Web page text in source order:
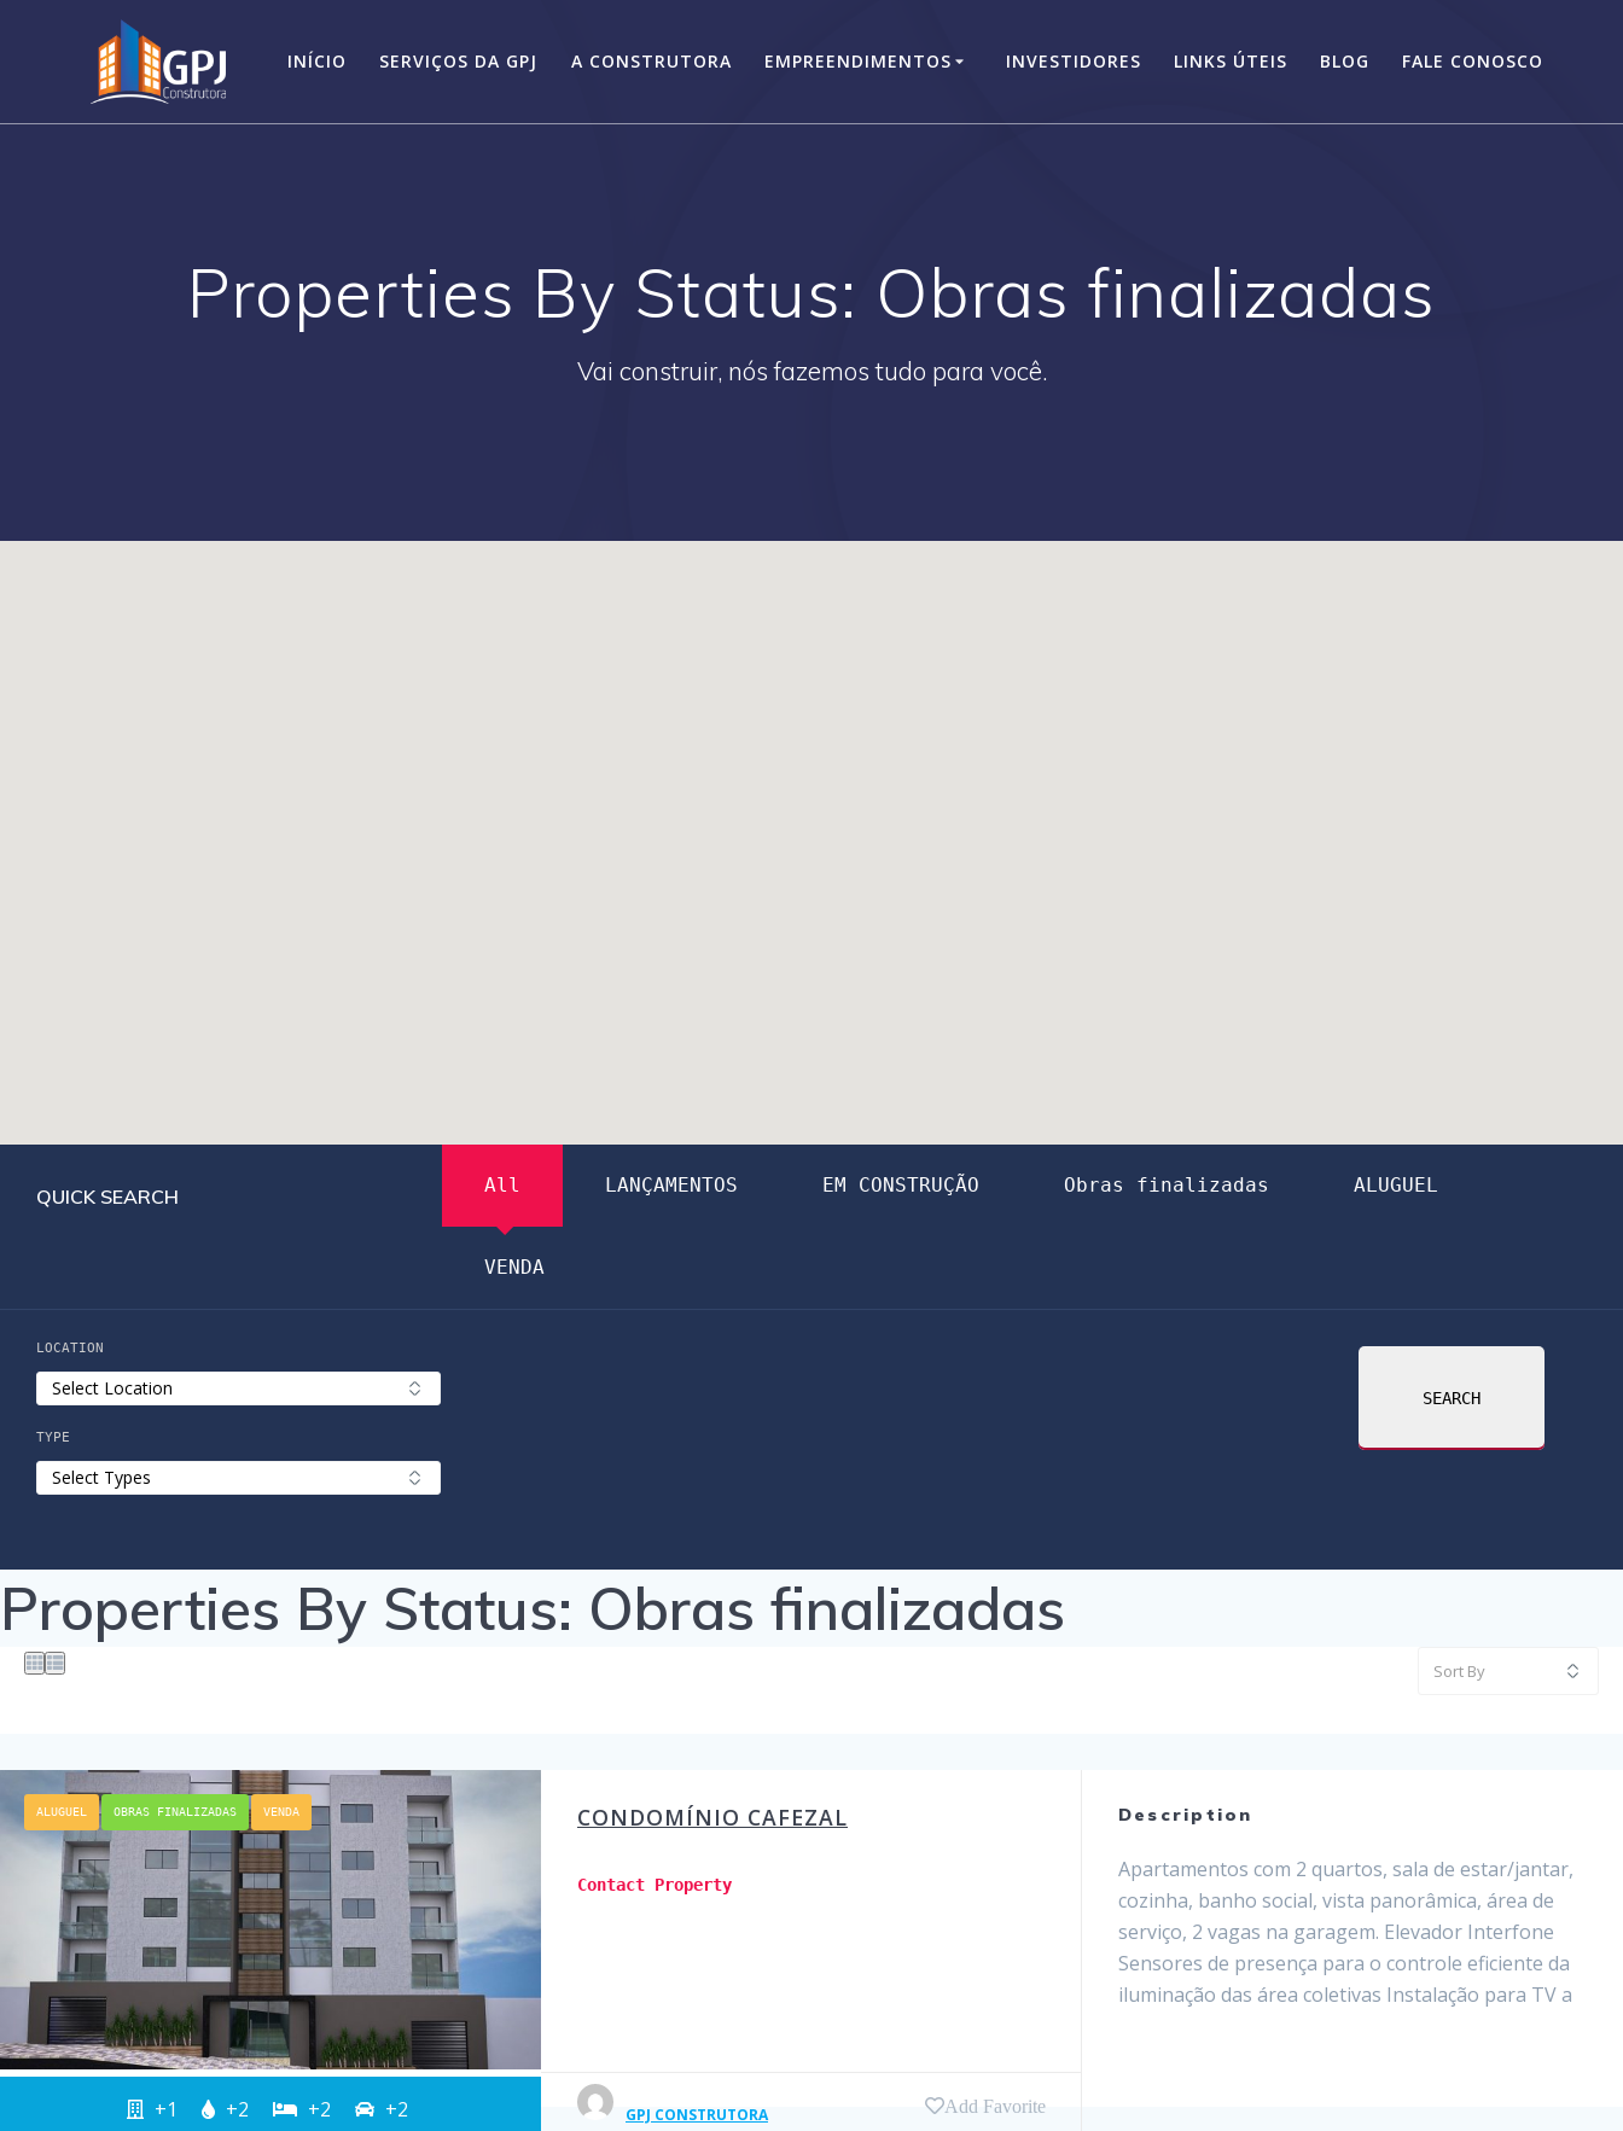
INÍCIO SERVIÇOS DA GPJ A CONSTRUTORA EMPREENDIMENTOS INVESTIDORES LINKS ÚTEIS BLOG FALE CONOSCO
Properties By Status: Obras finalizadas
Vai construir, nós fazemos tudo para você.
QUICK SEARCH All LANÇAMENTOS EM CONSTRUÇÃO Obras finalizadas ALUGUEL
VENDA
LOCATION
TYPE
SEARCH
Properties By Status: Obras finalizadas
ALUGUEL OBRAS FINALIZADAS VENDA
+1 +2 +2 +2
CONDOMÍNIO CAFEZAL
Contact Property
GPJ CONSTRUTORA Add Favorite
Description
Apartamentos com 2 quartos, sala de estar/jantar,
cozinha, banho social, vista panorâmica, área de
serviço, 2 vagas na garagem. Elevador Interfone
Sensores de presença para o controle eficiente da
iluminação das área coletivas Instalação para TV a